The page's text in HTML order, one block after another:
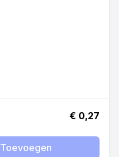
€ 0,27
Toevoegen